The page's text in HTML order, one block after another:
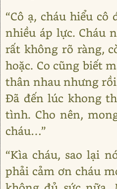
“Cô ạ, cháu hiểu
nhiều áp lực. Cháu
rất không rõ ràng,
hoặc. Co cũng biết
thân nhau nhưng
Đã đến lúc khong
tình. Cho nên,
cháu…”
“Kìa cháu, sao lại
phải cảm ơn cháu